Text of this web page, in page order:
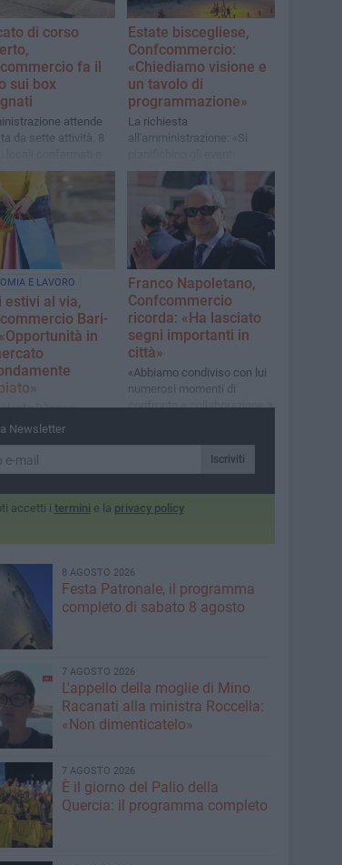
di corso
fa il
sui box
attende
da sette attività. 8
Estate biscegliese,
Confcommercio:
«Chiediamo visione e
un tavolo di
programmazione»
La richiesta
all'amministrazione: «Si
durante tutto l'anno insieme
ad associazioni, operatori
turistici e organizzazioni di
categoria»
E LAVORO
estivi al via,
Bari-
in
D'Ingeo:
ai clienti di
convenienti»
Franco Napoletano,
Confcommercio
ricorda: «Ha lasciato
segni importanti in
città»
«Abbiamo condiviso con lui
numerosi momenti di
confronto e collaborazione a
Newsletter
Iscriviti
accetti i termini e la privacy policy
8 AGOSTO 2026
Festa Patronale, il programma
completo di sabato 8 agosto
7 AGOSTO 2026
L'appello della moglie di Mino
Racanati alla ministra Roccella:
«Non dimenticatelo»
7 AGOSTO 2026
È il giorno del Palio della
Quercia: il programma completo